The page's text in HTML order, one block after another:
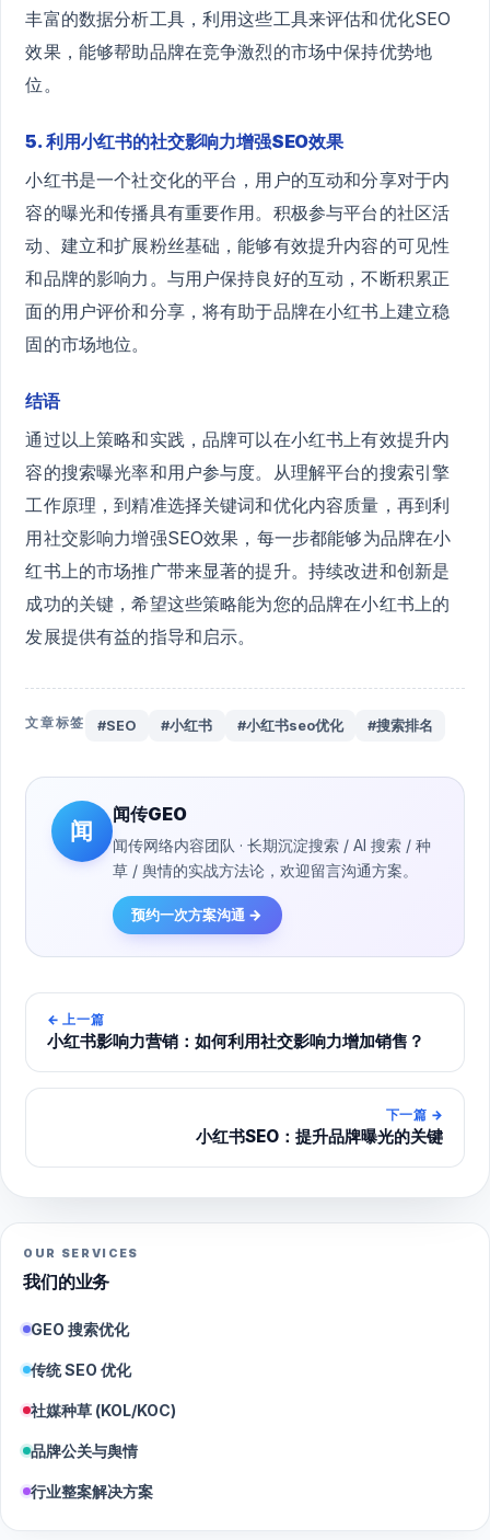
丰富的数据分析工具，利用这些工具来评估和优化SEO
效果，能够帮助品牌在竞争激烈的市场中保持优势地
位。
5. 利用小红书的社交影响力增强SEO效果
小红书是一个社交化的平台，用户的互动和分享对于内
容的曝光和传播具有重要作用。积极参与平台的社区活
动、建立和扩展粉丝基础，能够有效提升内容的可见性
和品牌的影响力。与用户保持良好的互动，不断积累正
面的用户评价和分享，将有助于品牌在小红书上建立稳
固的市场地位。
结语
通过以上策略和实践，品牌可以在小红书上有效提升内
容的搜索曝光率和用户参与度。从理解平台的搜索引擎
工作原理，到精准选择关键词和优化内容质量，再到利
用社交影响力增强SEO效果，每一步都能够为品牌在小
红书上的市场推广带来显著的提升。持续改进和创新是
成功的关键，希望这些策略能为您的品牌在小红书上的
发展提供有益的指导和启示。
文章标签 #SEO #小红书 #小红书seo优化 #搜索排名
闻
闻传GEO
闻传网络内容团队 · 长期沉淀搜索 / AI 搜索 / 种
草 / 舆情的实战方法论，欢迎留言沟通方案。
预约一次方案沟通 →
← 上一篇
小红书影响力营销：如何利用社交影响力增加销售？
下一篇 →
小红书SEO：提升品牌曝光的关键
OUR SERVICES
我们的业务
GEO 搜索优化
传统 SEO 优化
社媒种草 (KOL/KOC)
品牌公关与舆情
行业整案解决方案